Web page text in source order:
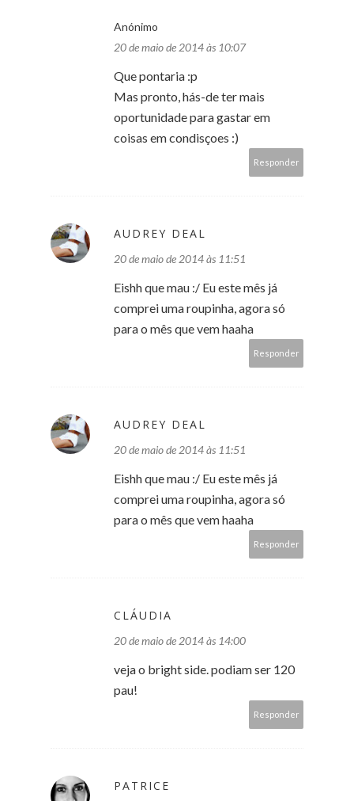
Anónimo
20 de maio de 2014 às 10:07
Que pontaria :p
Mas pronto, hás-de ter mais
oportunidade para gastar em
coisas em condisçoes :)
Responder
AUDREY DEAL
20 de maio de 2014 às 11:51
Eishh que mau :/ Eu este mês já
comprei uma roupinha, agora só
para o mês que vem haaha
Responder
AUDREY DEAL
20 de maio de 2014 às 11:51
Eishh que mau :/ Eu este mês já
comprei uma roupinha, agora só
para o mês que vem haaha
Responder
CLÁUDIA
20 de maio de 2014 às 14:00
veja o bright side. podiam ser 120
pau!
Responder
PATRICE